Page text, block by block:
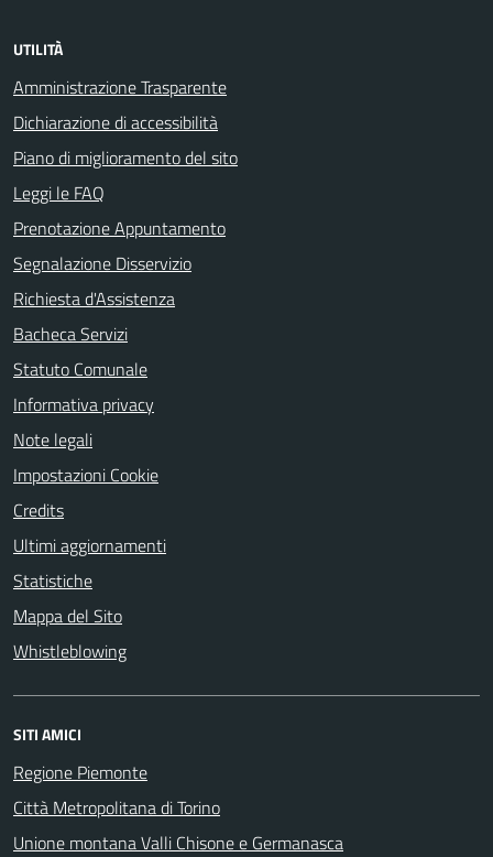
UTILITÀ
Amministrazione Trasparente
Dichiarazione di accessibilità
Piano di miglioramento del sito
Leggi le FAQ
Prenotazione Appuntamento
Segnalazione Disservizio
Richiesta d'Assistenza
Bacheca Servizi
Statuto Comunale
Informativa privacy
Note legali
Impostazioni Cookie
Credits
Ultimi aggiornamenti
Statistiche
Mappa del Sito
Whistleblowing
SITI AMICI
Regione Piemonte
Città Metropolitana di Torino
Unione montana Valli Chisone e Germanasca